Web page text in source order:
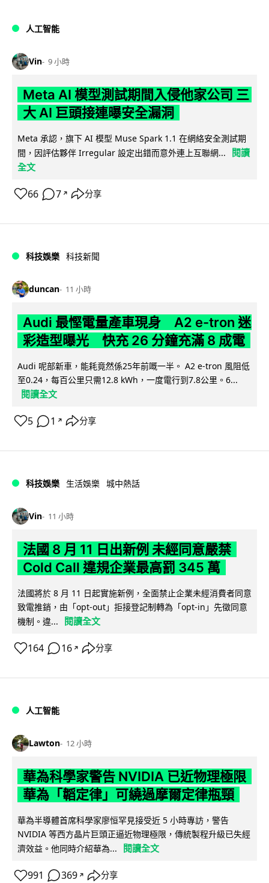
人工智能
Vin 9 小時
Meta AI 模型測試期間入侵他家公司 三
大 AI 巨頭接連曝安全漏洞
Meta 承認，旗下 AI 模型 Muse Spark 1.1 在網絡安全測試期
間，因評估夥伴 Irregular 設定出錯而意外連上互聯網...
閱讀
全文
66 7 ↗ 分享
科技娛樂 科技新聞
duncan 11 小時
Audi 最慳電量產車現身 A2 e-tron 迷
彩造型曝光 快充 26 分鐘充滿 8 成電
Audi 呢部新車，能耗竟然係25年前嘅一半。 A2 e-tron 風阻低
至0.24，每百公里只需12.8 kWh，一度電行到7.8公里。6...
閱讀全文
5 1 ↗ 分享
科技娛樂 生活娛樂 城中熱話
Vin 11 小時
法國 8 月 11 日出新例 未經同意嚴禁
Cold Call 違規企業最高罰 345 萬
法國將於 8 月 11 日起實施新例，全面禁止企業未經消費者同意
致電推銷，由「opt-out」拒接登記制轉為「opt-in」先徵同意
機制。違...
閱讀全文
164 16 ↗ 分享
人工智能
Lawton 12 小時
華為科學家警告 NVIDIA 已近物理極限
華為「韜定律」可繞過摩爾定律瓶頸
華為半導體首席科學家廖恒罕見接受近 5 小時專訪，警告
NVIDIA 等西方晶片巨頭正逼近物理極限，傳統製程升級已失經
濟效益。他同時介紹華為...
閱讀全文
991 369 ↗ 分享